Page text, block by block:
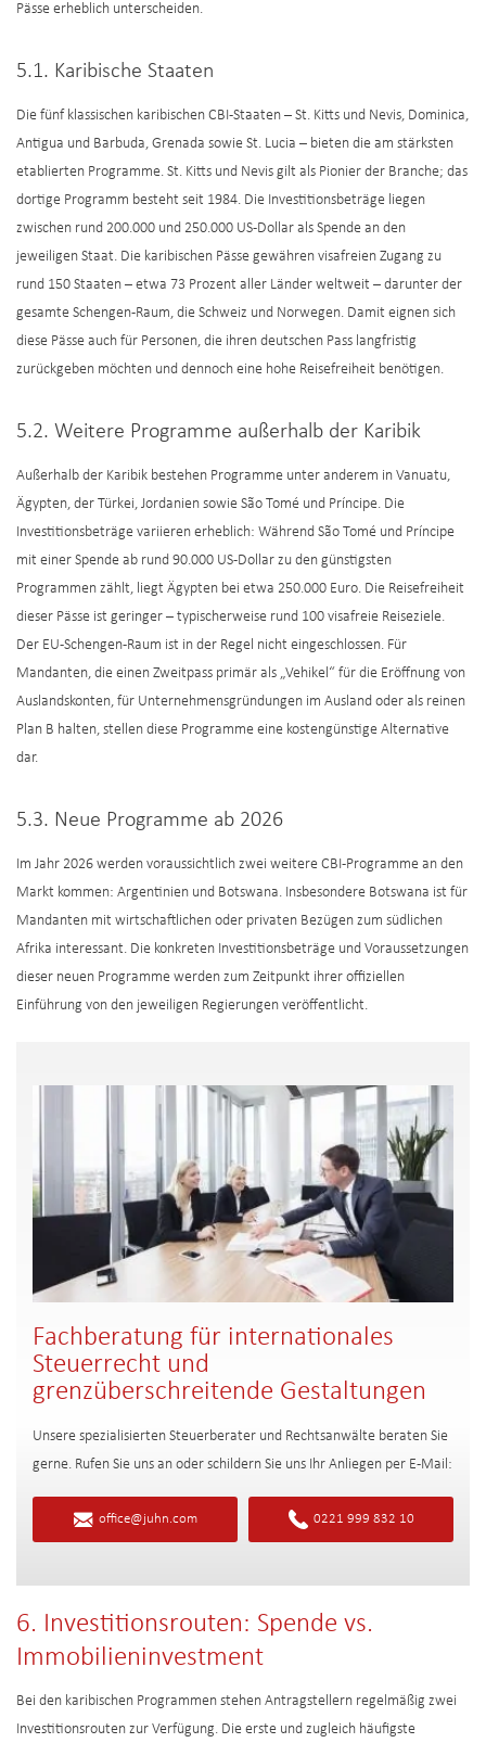
Pässe erheblich unterscheiden.
5.1. Karibische Staaten
Die fünf klassischen karibischen CBI-Staaten – St. Kitts und Nevis, Dominica,
Antigua und Barbuda, Grenada sowie St. Lucia – bieten die am stärksten
etablierten Programme. St. Kitts und Nevis gilt als Pionier der Branche; das
dortige Programm besteht seit 1984. Die Investitionsbeträge liegen
zwischen rund 200.000 und 250.000 US-Dollar als Spende an den
jeweiligen Staat. Die karibischen Pässe gewähren visafreien Zugang zu
rund 150 Staaten – etwa 73 Prozent aller Länder weltweit – darunter der
gesamte Schengen-Raum, die Schweiz und Norwegen. Damit eignen sich
diese Pässe auch für Personen, die ihren deutschen Pass langfristig
zurückgeben möchten und dennoch eine hohe Reisefreiheit benötigen.
5.2. Weitere Programme außerhalb der Karibik
Außerhalb der Karibik bestehen Programme unter anderem in Vanuatu,
Ägypten, der Türkei, Jordanien sowie São Tomé und Príncipe. Die
Investitionsbeträge variieren erheblich: Während São Tomé und Príncipe
mit einer Spende ab rund 90.000 US-Dollar zu den günstigsten
Programmen zählt, liegt Ägypten bei etwa 250.000 Euro. Die Reisefreiheit
dieser Pässe ist geringer – typischerweise rund 100 visafreie Reiseziele.
Der EU-Schengen-Raum ist in der Regel nicht eingeschlossen. Für
Mandanten, die einen Zweitpass primär als „Vehikel“ für die Eröffnung von
Auslandskonten, für Unternehmensgründungen im Ausland oder als reinen
Plan B halten, stellen diese Programme eine kostengünstige Alternative
dar.
5.3. Neue Programme ab 2026
Im Jahr 2026 werden voraussichtlich zwei weitere CBI-Programme an den
Markt kommen: Argentinien und Botswana. Insbesondere Botswana ist für
Mandanten mit wirtschaftlichen oder privaten Bezügen zum südlichen
Afrika interessant. Die konkreten Investitionsbeträge und Voraussetzungen
dieser neuen Programme werden zum Zeitpunkt ihrer offiziellen
Einführung von den jeweiligen Regierungen veröffentlicht.
Fachberatung für internationales
Steuerrecht und
grenzüberschreitende Gestaltungen
Unsere spezialisierten Steuerberater und Rechtsanwälte beraten Sie
gerne. Rufen Sie uns an oder schildern Sie uns Ihr Anliegen per E-Mail:
office@juhn.com 0221 999 832 10
6. Investitionsrouten: Spende vs.
Immobilieninvestment
Bei den karibischen Programmen stehen Antragstellern regelmäßig zwei
Investitionsrouten zur Verfügung. Die erste und zugleich häufigste